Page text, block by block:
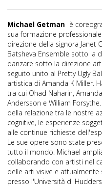
Michael Getman è
sua formazione
direzione della signora Janet
Batsheva Ensemble sotto la
danzare sotto la direzione
seguito unito al Pretty Ugly
artistica di Amanda K Miller.
tra cui Ohad Naharin,
Andersson e William
della relazione tra le nostre
cognitive, le esperienze
alle continue richieste
Le sue opere sono state
tutto il mondo. Michael
collaborando con artisti nel
delle arti visive e attualmente
presso l'Università di